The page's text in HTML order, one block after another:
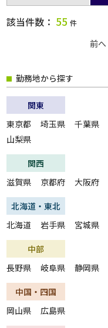
該当件数： 55 件
前へ
勤務地から探す
関東
東京都
埼玉県 千葉県
山梨県
関西
滋賀県
京都府 大阪府
北海道・東北
北海道
岩手県 宮城県
中部
長野県
岐阜県 静岡県
中国・四国
岡山県
広島県